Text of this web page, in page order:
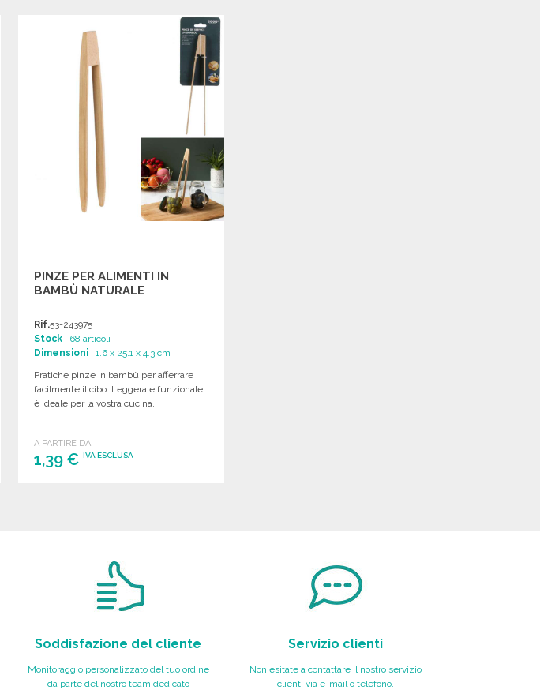
Richiedi un preventivo
PINZE PER ALIMENTI IN
BAMBÙ NATURALE
Rif.53-243975
Stock : 68 articoli
Dimensioni : 1.6 x 25.1 x 4.3 cm
Pratiche pinze in bambù per afferrare
facilmente il cibo. Leggera e funzionale,
è ideale per la vostra cucina.
A PARTIRE DA
1,39 €IVA ESCLUSA
Soddisfazione del cliente
Monitoraggio personalizzato del tuo ordine
da parte del nostro team dedicato
Servizio clienti
Non esitate a contattare il nostro servizio
clienti via e-mail o telefono.